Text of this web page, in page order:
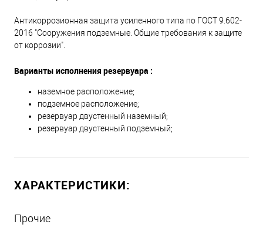
Антикоррозионная защита усиленного типа по ГОСТ 9.602-
2016 "Сооружения подземные. Общие требования к защите
от коррозии".
Варианты исполнения резервуара :
наземное расположение;
подземное расположение;
резервуар двустенный наземный;
резервуар двустенный подземный;
ХАРАКТЕРИСТИКИ:
Прочие